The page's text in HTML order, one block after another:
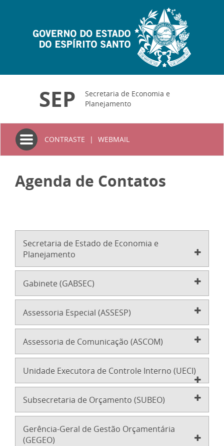
SEP
Secretaria de Economia e
Planejamento
Toggle
navigation
CONTRASTE | WEBMAIL
Agenda de Contatos
Secretaria de Estado de Economia e
Planejamento
Gabinete (GABSEC)
Assessoria Especial (ASSESP)
Assessoria de Comunicação (ASCOM)
Unidade Executora de Controle Interno (UECI)
Subsecretaria de Orçamento (SUBEO)
Gerência-Geral de Gestão Orçamentária
(GEGEO)